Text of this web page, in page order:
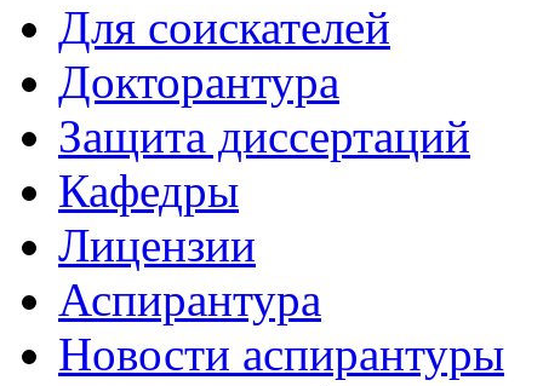
Для соискателей
Докторантура
Защита диссертаций
Кафедры
Лицензии
Аспирантура
Новости аспирантуры